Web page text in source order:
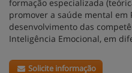
formação especializada
promover a saúde mental em
desenvolvimento das
Inteligência Emocional, em
Solicite informação